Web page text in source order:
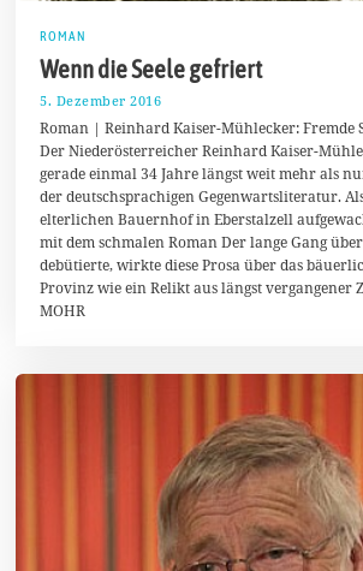
ROMAN
Wenn die Seele gefriert
5. Dezember 2016
D
e
z
e
m
b
e
r
2
0
Roman | Reinhard Kaiser-Mühlecker: Fremde
Der Niederösterreicher Reinhard Kaiser-
gerade einmal 34 Jahre längst weit mehr als
der deutschsprachigen Gegenwartsliteratur.
elterlichen Bauernhof in Eberstalzell
mit dem schmalen Roman Der lange Gang
debütierte, wirkte diese Prosa über das
Provinz wie ein Relikt aus längst vergangener
MOHR